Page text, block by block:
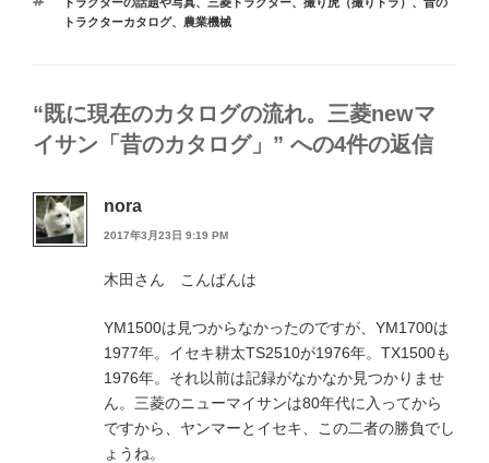
ゴ
リ
グ
トラクターカタログ、 農業機械
“既に現在のカタログの流れ。三菱newマ
イサン「昔のカタログ」” への4件の返信
nora
2017年3月23日 9:19 PM
木田さん こんばんは
YM1500は見つからなかったのですが、YM1700は
1977年。イセキ耕太TS2510が1976年。TX1500も
1976年。それ以前は記録がなかなか見つかりませ
ん。三菱のニューマイサンは80年代に入ってから
ですから、ヤンマーとイセキ、この二者の勝負でし
ょうね。